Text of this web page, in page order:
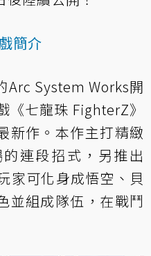
簡介
Arc System Works開
《七龍珠 FighterZ》
新作。本作主打精緻
連段招式，另推出
家可化身成悟空、貝
並組成隊伍，在戰鬥